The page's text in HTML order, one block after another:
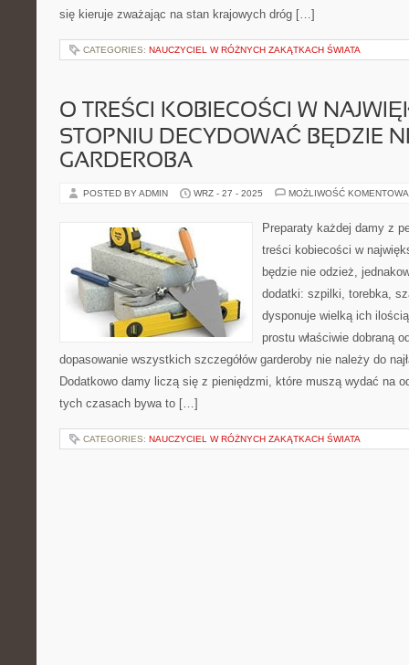
się kieruje zważając na stan krajowych dróg […]
CATEGORIES: NAUCZYCIEL W RÓŻNYCH ZAKĄTKACH ŚWIATA
O TREŚCI KOBIECOŚCI W
STOPNIU DECYDOWAĆ BĘDZIE
GARDEROBA
POSTED BY ADMIN WRZ - 27 - 2025 MOŻLIWOŚĆ
Preparaty każdej damy z
treści kobiecości w
będzie nie odzież,
dodatki: szpilki, torebka,
dysponuje wielką ich
prostu właściwie dobraną
dopasowanie wszystkich szczegółów garderoby nie należy do
Dodatkowo damy liczą się z pieniędzmi, które muszą wydać na
tych czasach bywa to […]
CATEGORIES: NAUCZYCIEL W RÓŻNYCH ZAKĄTKACH ŚWIATA